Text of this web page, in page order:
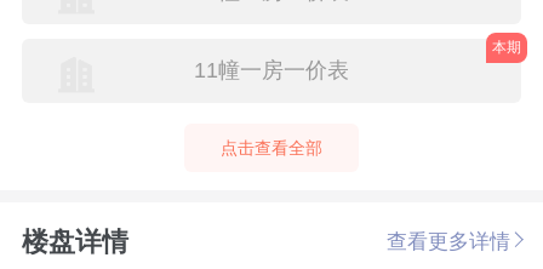
11幢一房一价表
本期
点击查看全部
楼盘详情 查看更多详情